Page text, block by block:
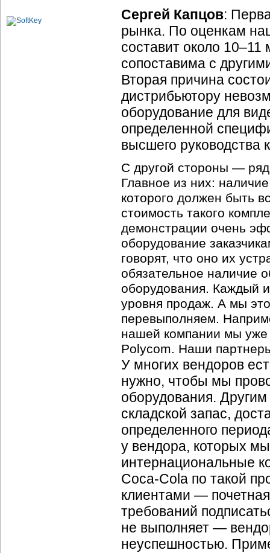
Сергей Капцов:
рынка. По оценкам
составит около
сопоставима с
Вторая причина
дистрибьютору
оборудование для
определенной
высшего руководства
С другой стороны —
Главное из них:
которого должен быть
стоимость такого
демонстрации очень
оборудование
говорят, что оно их
обязательное наличие
оборудования. Каждый
уровня продаж. А мы
перевыполняем.
нашей компании мы
Polycom. Наши
У многих вендоров
нужно, чтобы мы
оборудования.
складской запас,
определенного
у вендора, которых
интернациональные
Coca-Cola по такой
клиентами —
требований
не выполняет —
неуспешностью.